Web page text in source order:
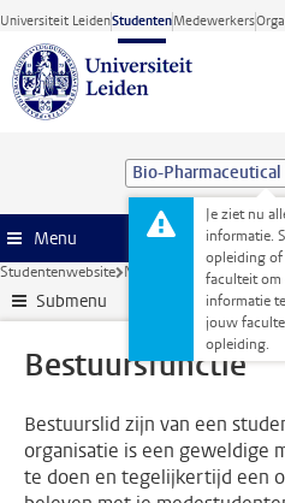
Ga direct naar de inhoud
Universiteit LeidenStudentenMedewerkers
Je ziet nu
informatie.
opleiding of
faculteit om
informatie
jouw
opleiding.
Menu
Studentenwebsite Naast je studie
Submenu
Bestuursfunctie
Bestuurslid zijn van een
organisatie is een geweldige
te doen en tegelijkertijd een